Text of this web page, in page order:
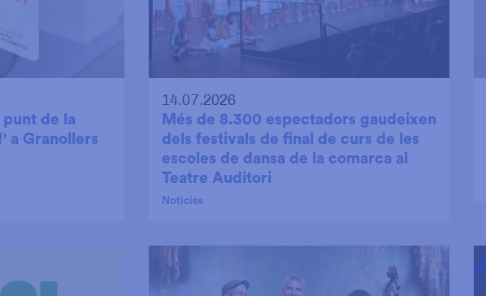
punt de la
a Granollers
14.07.2026
Més de 8.300 espectadors gaudeixen
dels festivals de final de curs de les
escoles de dansa de la comarca al
Teatre Auditori
Noticies